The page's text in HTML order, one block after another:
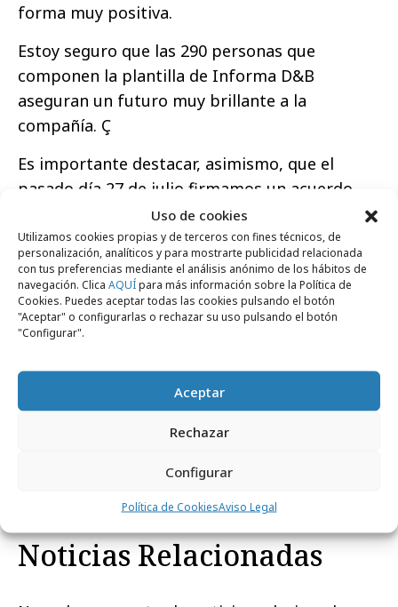
Uso de cookies
Utilizamos cookies propias y de terceros con fines técnicos, de
personalización, analíticos y para mostrarte publicidad relacionada
con tus preferencias mediante el análisis anónimo de los hábitos de
navegación. Clica AQUÍpara más información sobre la Política de
Cookies. Puedes aceptar todas las cookies pulsando el botón
"Aceptar" o configurarlas o rechazar su uso pulsando el botón
"Configurar".
Aceptar
Rechazar
Configurar
Política de CookiesAviso Legal
forma muy positiva.
Estoy seguro que las 290 personas que
componen la plantilla de Informa D&B
aseguran un futuro muy brillante a la
compañía. Ç
Es importante destacar, asimismo, que el
pasado día 27 de julio firmamos un acuerdo
con los comités de empresa de las dos
compañías, con validez hasta el 31 de
diciembre de 2.008, que asegura la
uniformidad de las condiciones laborales y de
los beneficios sociales del personal procedente
de ambas empresas”.
Noticias Relacionadas